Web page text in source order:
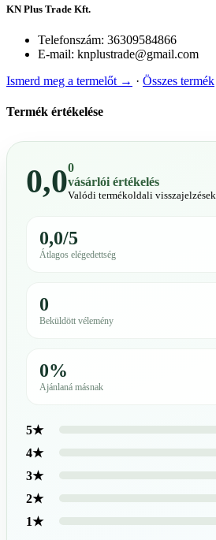
KN Plus Trade Kft.
Telefonszám: 36309584866
E-mail: knplustrade@gmail.com
Ismerd meg a termelőt → · Összes termék
Termék értékelése
0,00
vásárlói értékelés
Valódi termékoldali visszajelzések
0,0/5
Átlagos elégedettség
0
Beküldött vélemény
0%
Ajánlaná másnak
5★
4★
3★
2★
1★